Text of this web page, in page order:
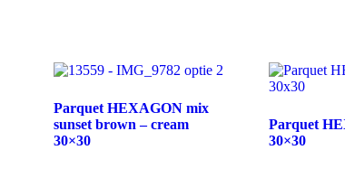
Parquet HEXAGON mix
sunset brown – cream
30×30
Parquet
30×30